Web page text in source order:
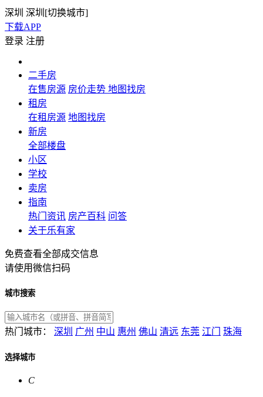
深圳 深圳[切换城市]
下载APP
登录 注册
二手房
在售房源 房价走势 地图找房
租房
在租房源 地图找房
新房
全部楼盘
小区
学校
卖房
指南
热门资讯 房产百科 问答
关于乐有家
免费查看全部成交信息
请使用微信扫码
城市搜索
热门城市： 深圳 广州 中山 惠州 佛山 清远 东莞 江门 珠海
选择城市
C